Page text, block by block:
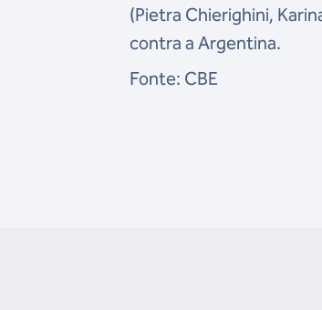
(Pietra Chierighini,
contra a Argentina.
Fonte: CBE